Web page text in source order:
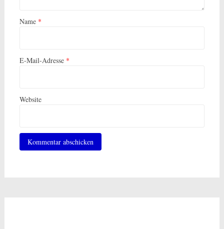
Name *
E-Mail-Adresse *
Website